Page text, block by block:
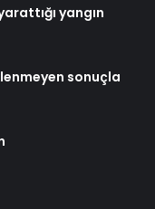
yangın
sonuçla